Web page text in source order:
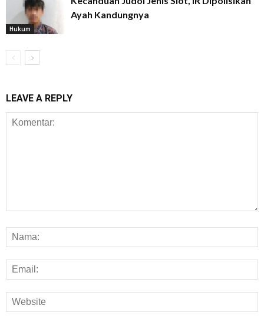
Hukum
Ayah Kandungnya
LEAVE A REPLY